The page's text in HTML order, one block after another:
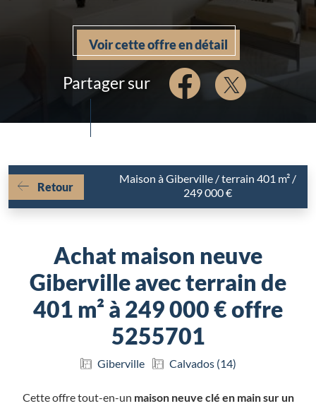
Voir cette offre en détail
Partager sur
Retour
Maison à Giberville / terrain 401 m² /
249 000 €
Achat maison neuve
Giberville avec terrain de
401 m² à 249 000 € offre
5255701
Giberville Calvados (14)
Cette offre tout-en-un maison neuve clé en main sur un